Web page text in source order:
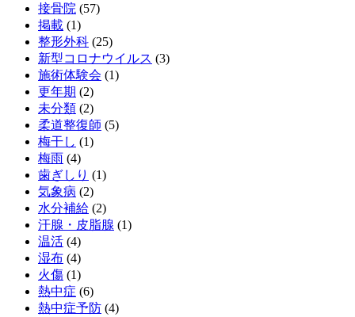
接骨院 (57)
掲載 (1)
整形外科 (25)
新型コロナウイルス (3)
施術体験会 (1)
更年期 (2)
未分類 (2)
柔道整復師 (5)
梅干し (1)
梅雨 (4)
歯ぎしり (1)
気象病 (2)
水分補給 (2)
汗腺・皮脂腺 (1)
温活 (4)
湿布 (4)
火傷 (1)
熱中症 (6)
熱中症予防 (4)